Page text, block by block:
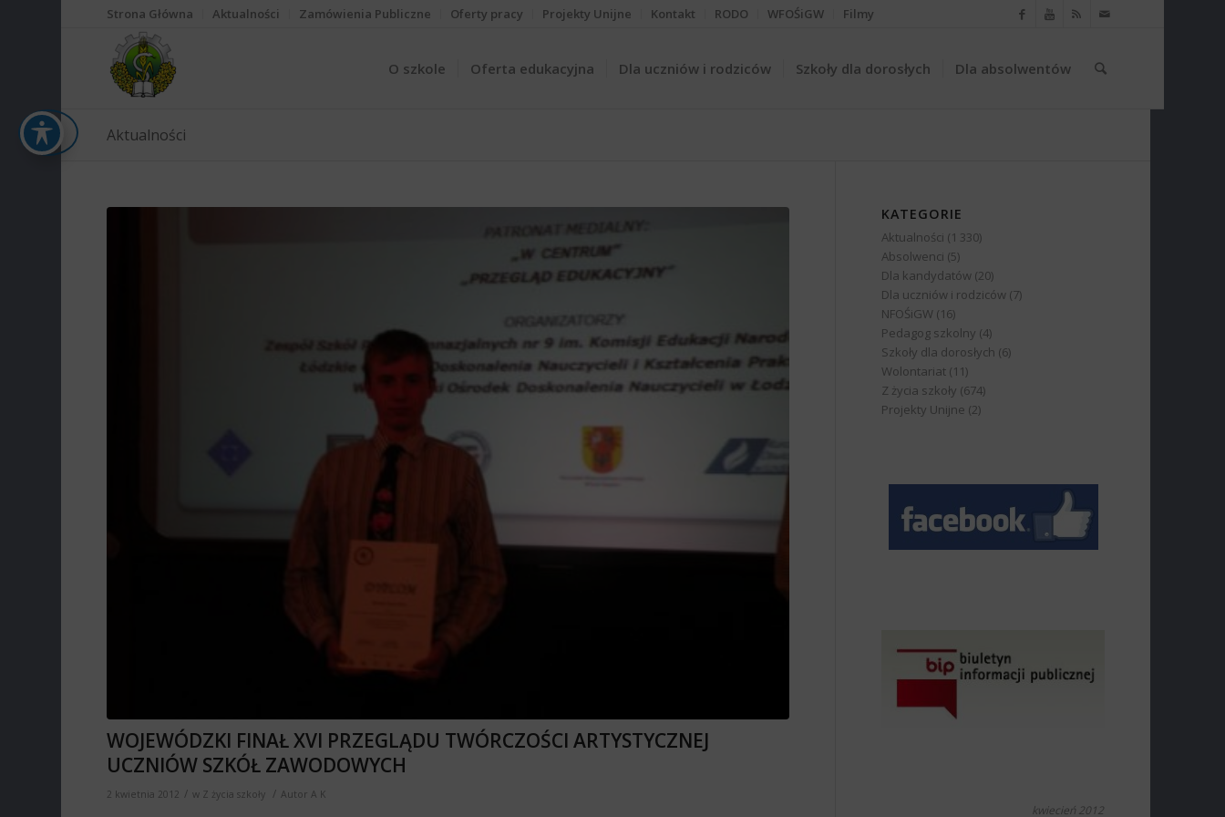
Strona Główna Aktualności Zamówienia Publiczne Oferty pracy Projekty Unijne Kontakt RODO WFOŚiGW Filmy
O szkole Oferta edukacyjna Dla uczniów i rodziców Szkoły dla dorosłych Dla absolwentów
Aktualności
WOJEWÓDZKI FINAŁ XVI PRZEGLĄDU TWÓRCZOŚCI ARTYSTYCZNEJ
UCZNIÓW SZKÓŁ ZAWODOWYCH
2 kwietnia 2012 / w Z życia szkoły / Autor A K
KATEGORIE
Aktualności (1 330)
Absolwenci (5)
Dla kandydatów (20)
Dla uczniów i rodziców (7)
NFOŚiGW (16)
Pedagog szkolny (4)
Szkoły dla dorosłych (6)
Wolontariat (11)
Z życia szkoły (674)
Projekty Unijne (2)
kwiecień 2012